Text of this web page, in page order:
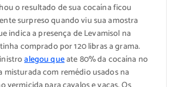
o resultado de sua cocaína ficou
surpreso quando viu sua amostra
indica a presença de Levamisol na
comprado por 120 libras a grama.
alegou queate 80% da cocaína no
misturada com remédio usados na